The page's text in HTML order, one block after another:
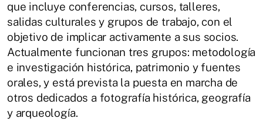
que incluye conferencias, cursos, talleres,
salidas culturales y grupos de trabajo, con el
objetivo de implicar activamente a sus socios.
Actualmente funcionan tres grupos: metodología
e investigación histórica, patrimonio y fuentes
orales, y está prevista la puesta en marcha de
otros dedicados a fotografía histórica, geografía
y arqueología.